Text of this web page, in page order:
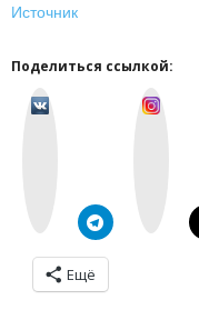
Источник
Поделиться ссылкой:
Ещё